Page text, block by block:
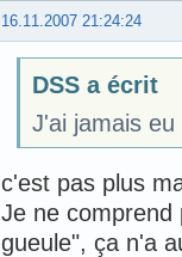
16.11.2007 21:24:24
DSS a écrit
J'ai jamais
c'est pas plus
Je ne comprend
gueule", ça n'a